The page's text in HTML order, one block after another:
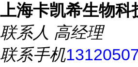
上海卡凯希生物科
联系人 高经理
联系手机